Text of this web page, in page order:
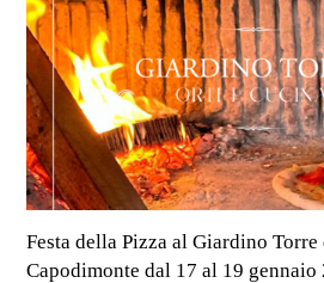
Festa della Pizza al Giardino
Capodimonte dal 17 al 19 gennaio